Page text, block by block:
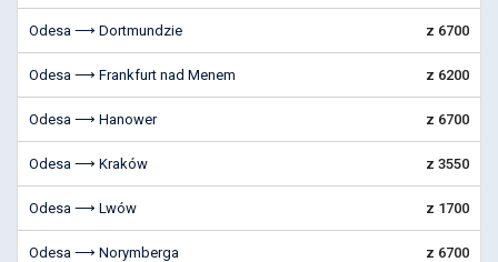
Odesa ⟶ Dortmundzie z 6700
Odesa ⟶ Frankfurt nad Menem z 6200
Odesa ⟶ Hanower z 6700
Odesa ⟶ Kraków z 3550
Odesa ⟶ Lwów z 1700
Odesa ⟶ Norymberga z 6700